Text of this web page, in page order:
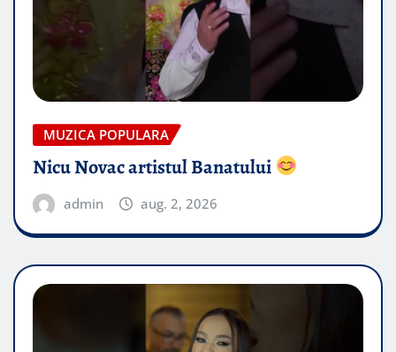
MUZICA POPULARA
Nicu Novac artistul Banatului
admin aug. 2, 2026